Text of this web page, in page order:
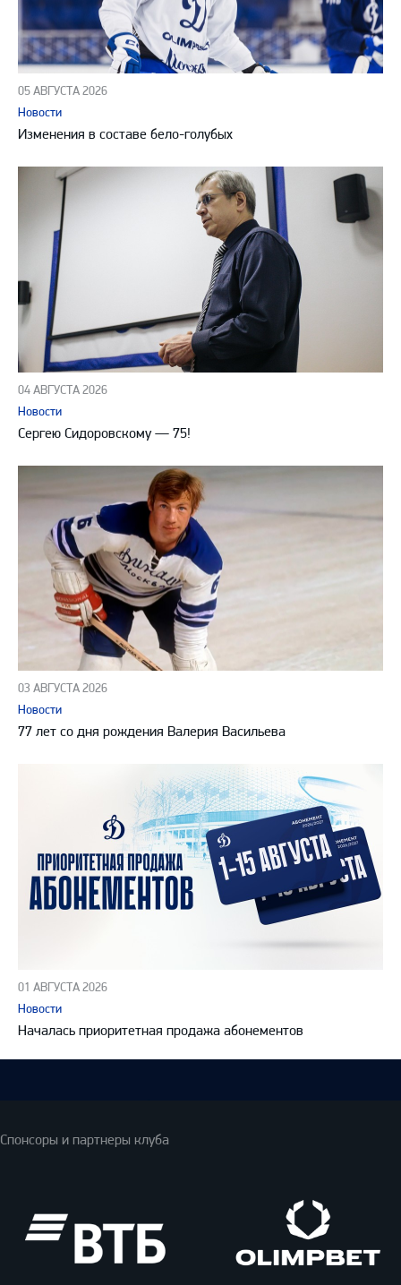
05 АВГУСТА 2026
Новости
Изменения в составе бело-голубых
04 АВГУСТА 2026
Новости
Сергею Сидоровскому — 75!
03 АВГУСТА 2026
Новости
77 лет со дня рождения Валерия Васильева
01 АВГУСТА 2026
Новости
Началась приоритетная продажа абонементов
Спонсоры и партнеры клуба